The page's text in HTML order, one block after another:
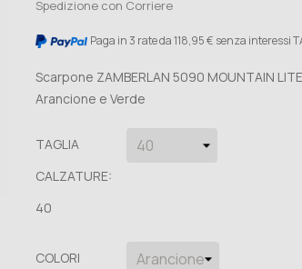
Spedizione con Corriere
Paga in 3 rate da 118,95 € senza interessi
Scarpone ZAMBERLAN 5090 MOUNTAIN
Arancione e Verde
TAGLIA
CALZATURE:
40
COLORI